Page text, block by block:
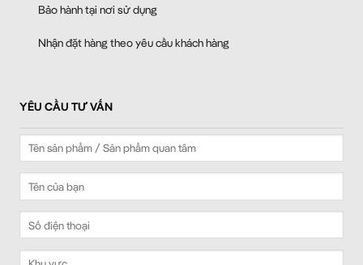
Bảo hành tại nơi sử dụng
Nhận đặt hàng theo yêu cầu khách hàng
YÊU CẦU TƯ VẤN